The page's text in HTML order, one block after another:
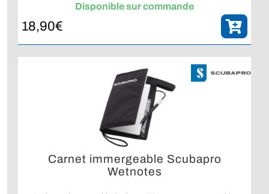
Disponible sur commande
18,90€
Carnet immergeable Scubapro
Wetnotes